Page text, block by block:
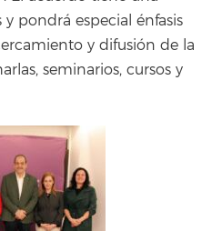
pondrá especial énfasis
y difusión de la
seminarios, cursos y